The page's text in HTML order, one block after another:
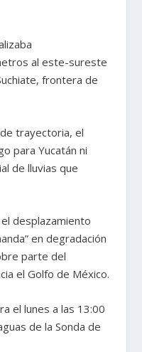
al este-sureste
frontera de
trayectoria, el
para Yucatán ni
de lluvias que
desplazamiento
en degradación
parte del
el Golfo de México.
el lunes a las 13:00
de la Sonda de